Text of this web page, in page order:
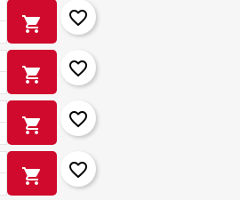
shopping_cart favorite_border
shopping_cart favorite_border
shopping_cart favorite_border
shopping_cart favorite_border